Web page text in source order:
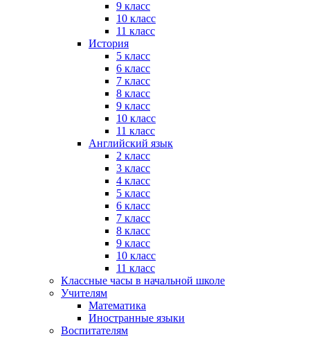
9 класс
10 класс
11 класс
История
5 класс
6 класс
7 класс
8 класс
9 класс
10 класс
11 класс
Английский язык
2 класс
3 класс
4 класс
5 класс
6 класс
7 класс
8 класс
9 класс
10 класс
11 класс
Классные часы в начальной школе
Учителям
Математика
Иностранные языки
Воспитателям